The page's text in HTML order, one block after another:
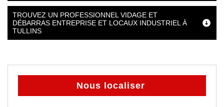
TROUVEZ UN PROFESSIONNEL VIDAGE ET
DÉBARRAS ENTREPRISE ET LOCAUX INDUSTRIEL À
TULLINS
Nous localiser